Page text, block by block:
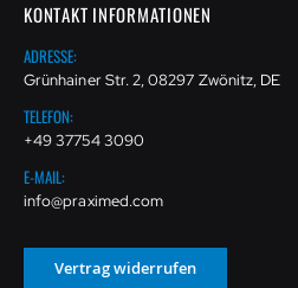
KONTAKT INFORMATIONEN
ADRESSE:
Grünhainer Str. 2, 08297 Zwönitz, DE
TELEFON:
+49 37754 3090
E-MAIL:
info@praximed.com
Vertrag widerrufen